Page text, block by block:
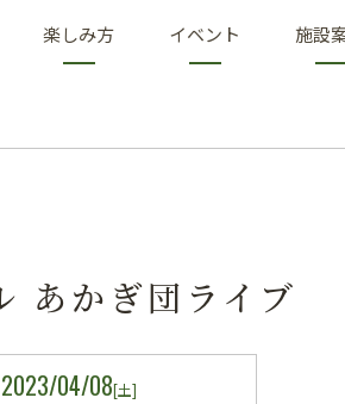
楽しみ方 イベント 施設
あかぎ団ライブ
2023/04/08[土]